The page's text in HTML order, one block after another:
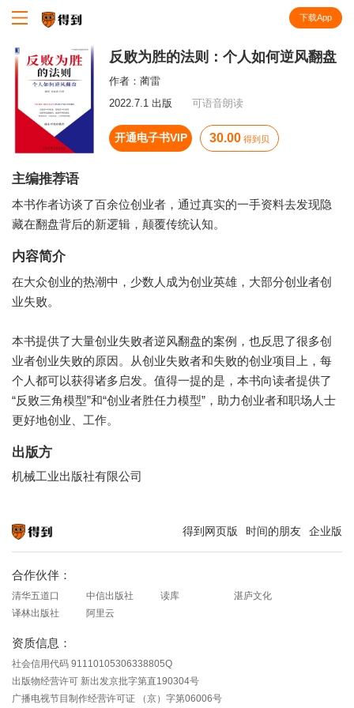
下载App
反败为胜的法则：个人如何逆风翻盘
作者： 蔺雷
2022.7.1 出版
可语音朗读
开通电子书VIP 30.00 得到贝
主编推荐语
本书作者访谈了百余位创业者，通过真实的一手资料去发现隐
藏在翻盘背后的新逻辑，颠覆传统认知。
内容简介
在大众创业的热潮中，少数人成为创业英雄，大部分创业者创
业失败。
本书提供了大量创业失败者逆风翻盘的案例，也反思了很多创
业者创业失败的原因。从创业失败者和失败的创业项目上，每
个人都可以获得诸多启发。值得一提的是，本书向读者提供了
“反败三角模型”和“创业者胜任力模型”，助力创业者和职场人士
更好地创业、工作。
出版方
机械工业出版社有限公司
得到网页版 时间的朋友 企业版
合作伙伴：
清华五道口 中信出版社 读库
湛庐文化
译林出版社
阿里云
资质信息：
社会信用代码 91110105306338805Q
出版物经营许可 新出发京批字第直190304号
广播电视节目制作经营许可证 （京）字第06006号